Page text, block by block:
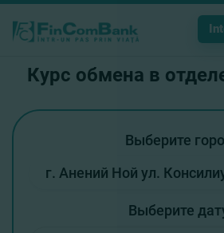
Курс обмена в
Выберите
Выберите